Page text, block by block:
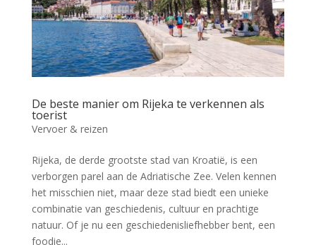
De beste manier om Rijeka te verkennen als
toerist
Vervoer & reizen
Rijeka, de derde grootste stad van Kroatië, is een
verborgen parel aan de Adriatische Zee. Velen kennen
het misschien niet, maar deze stad biedt een unieke
combinatie van geschiedenis, cultuur en prachtige
natuur. Of je nu een geschiedenisliefhebber bent, een
foodie...